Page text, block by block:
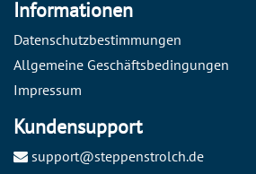
Informationen
Datenschutzbestimmungen
Allgemeine Geschäftsbedingungen
Impressum
Kundensupport
support@steppenstrolch.de